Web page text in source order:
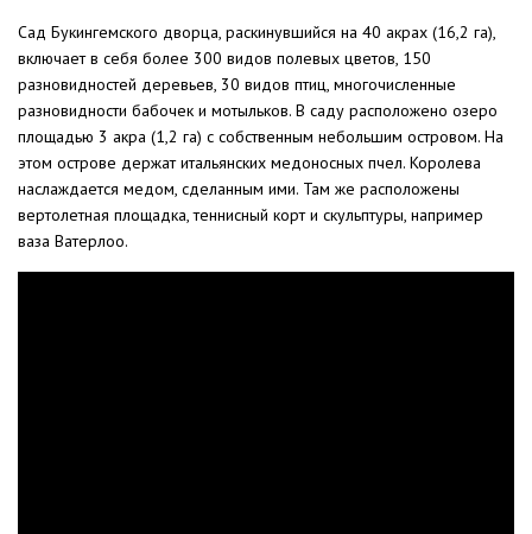
Сад Букингемского дворца, раскинувшийся на 40 акрах (16,2 га),
включает в себя более 300 видов полевых цветов, 150
разновидностей деревьев, 30 видов птиц, многочисленные
разновидности бабочек и мотыльков. В саду расположено озеро
площадью 3 акра (1,2 га) с собственным небольшим островом. На
этом острове держат итальянских медоносных пчел. Королева
наслаждается медом, сделанным ими. Там же расположены
вертолетная площадка, теннисный корт и скульптуры, например
ваза Ватерлоо.